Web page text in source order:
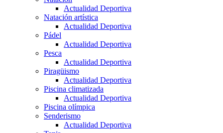
Actualidad Deportiva
Natación artística
Actualidad Deportiva
Pádel
Actualidad Deportiva
Pesca
Actualidad Deportiva
Piragüismo
Actualidad Deportiva
Piscina climatizada
Actualidad Deportiva
Piscina olímpica
Senderismo
Actualidad Deportiva